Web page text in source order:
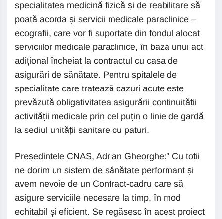
specialitatea medicină fizică și de reabilitare să
poată acorda și servicii medicale paraclinice –
ecografii, care vor fi suportate din fondul alocat
serviciilor medicale paraclinice, în baza unui act
adițional încheiat la contractul cu casa de
asigurări de sănătate. Pentru spitalele de
specialitate care tratează cazuri acute este
prevăzută obligativitatea asigurării continuității
activității medicale prin cel puțin o linie de gardă
la sediul unității sanitare cu paturi.
Președintele CNAS, Adrian Gheorghe:” Cu toții
ne dorim un sistem de sănătate performant și
avem nevoie de un Contract-cadru care să
asigure serviciile necesare la timp, în mod
echitabil și eficient. Se regăsesc în acest proiect